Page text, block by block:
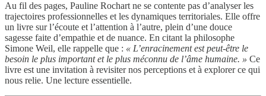
Au fil des pages, Pauline Rochart ne se contente pas d’analyser les
trajectoires professionnelles et les dynamiques territoriales. Elle offre
un livre sur l’écoute et l’attention à l’autre, plein d’une douce
sagesse faite d’empathie et de nuance. En citant la philosophe
Simone Weil, elle rappelle que : « L’enracinement est peut-être le
besoin le plus important et le plus méconnu de l’âme humaine. » Ce
livre est une invitation à revisiter nos perceptions et à explorer ce qui
nous relie. Une lecture essentielle.